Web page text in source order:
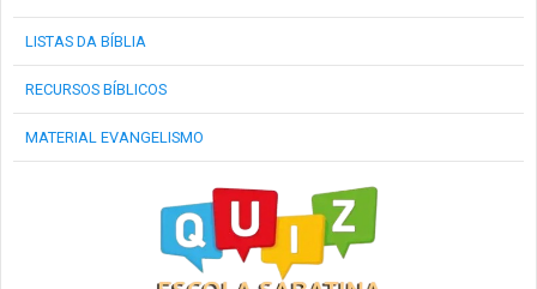
LISTAS DA BÍBLIA
RECURSOS BÍBLICOS
MATERIAL EVANGELISMO